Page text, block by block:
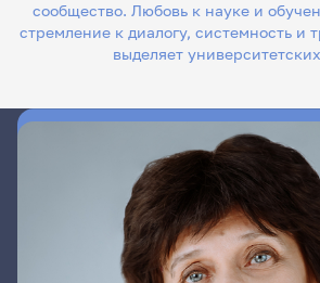
сообщество. Любовь к науке и
стремление к диалогу, системность и
выделяет